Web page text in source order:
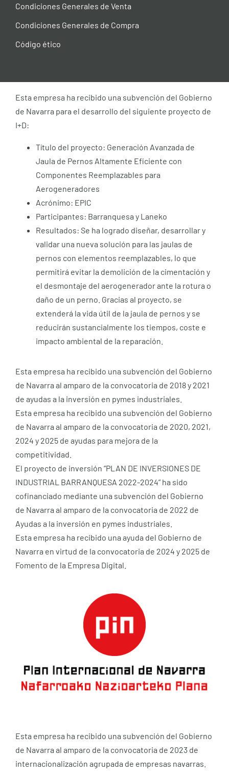
Condiciones Generales de Venta
Condiciones Generales de Compra
Código ético
Esta empresa ha recibido una subvención del Gobierno
de Navarra para el desarrollo del siguiente proyecto de
I+D:
Título del proyecto: Generación Avanzada de
Jaula de Pernos Altamente Eficiente con
Componentes Reemplazables para
Aerogeneradores
Acrónimo: EPIC
Participantes: Barranquesa y Laneko
Resultados: Se ha logrado diseñar, desarrollar y
validar una nueva solución para las jaulas de
pernos con elementos reemplazables, lo que
permitirá evitar la demolición de la cimentación y
el desmontaje del aerogenerador ante la rotura o
daño de un perno. Gracias al proyecto, se
extenderá la vida útil de la jaula de pernos y se
reducirán sustancialmente los tiempos, coste e
impacto ambiental de la reparación.
Esta empresa ha recibido una subvención del Gobierno
de Navarra al amparo de la convocatoria de 2018 y 2021
de ayudas a la inversión en pymes industriales.
Esta empresa ha recibido una subvención del Gobierno
de Navarra al amparo de la convocatoria de 2020, 2021,
2024 y 2025 de ayudas para mejora de la
competitividad.
El proyecto de inversión “PLAN DE INVERSIONES DE
INDUSTRIAL BARRANQUESA 2022-2024” ha sido
cofinanciado mediante una subvención del Gobierno
de Navarra al amparo de la convocatoria de 2022 de
Ayudas a la inversión en pymes industriales.
Esta empresa ha recibido una ayuda del Gobierno de
Navarra en virtud de la convocatoria de 2024 y 2025 de
Fomento de la Empresa Digital.
Esta empresa ha recibido una subvención del Gobierno
de Navarra al amparo de la convocatoria de 2023 de
internacionalización agrupada de empresas navarras.